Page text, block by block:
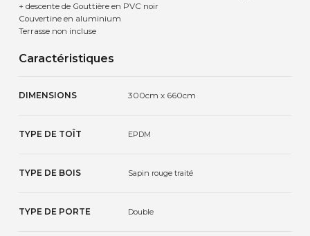
+ descente de Gouttière en PVC noir
Couvertine en aluminium
Terrasse non incluse
Caractéristiques
DIMENSIONS 300cm x 660cm
TYPE DE TOÎT EPDM
TYPE DE BOIS Sapin rouge traité
TYPE DE PORTE Double